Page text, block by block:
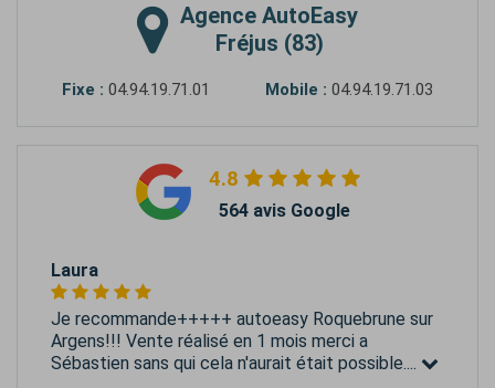
Agence AutoEasy
Fréjus (83)
Fixe : 04.94.19.71.01 Mobile : 04.94.19.71.03
4.8
564 avis Google
Laura
Je recommande+++++ autoeasy Roquebrune sur
Argens!!! Vente réalisé en 1 mois merci a
Sébastien sans qui cela n'aurait était possible....